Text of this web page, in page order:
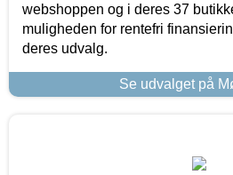
webshoppen og i deres 37
muligheden for rentefri
deres udvalg.
Se udvalget på